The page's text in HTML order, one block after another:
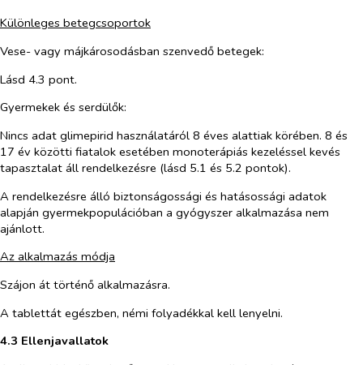
Különleges betegcsoportok
Vese- vagy májkárosodásban szenvedő betegek:
Lásd 4.3 pont.
Gyermekek és serdülők:
Nincs adat glimepirid használatáról 8 éves alattiak körében. 8 és
17 év közötti fiatalok esetében monoterápiás kezeléssel kevés
tapasztalat áll rendelkezésre (lásd 5.1 és 5.2 pontok).
A rendelkezésre álló biztonságossági és hatásossági adatok
alapján gyermekpopulációban a gyógyszer alkalmazása nem
ajánlott.
Az alkalmazás módja
Szájon át történő alkalmazásra.
A tablettát egészben, némi folyadékkal kell lenyelni.
4.3 Ellenjavallatok